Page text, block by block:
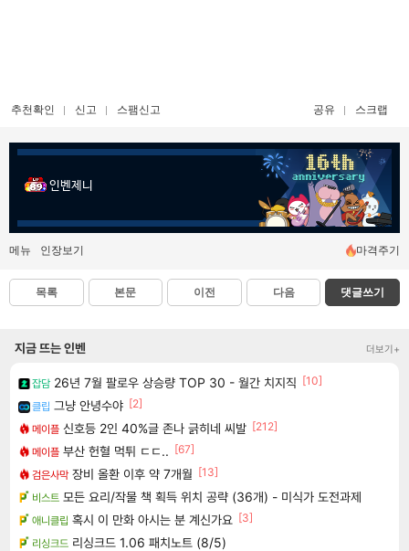
추천확인 신고 스팸신고 공유 스크랩
인벤제니
메뉴 인장보기 마격주기
목록 본문 이전 다음 댓글쓰기
지금 뜨는 인벤 더보기+
잡담 26년 7월 팔로우 상승량 TOP 30 - 월간 치지직 [10]
클립 그냥 안녕수야 [2]
메이플 신호등 2인 40%글 존나 긁히네 씨발 [212]
메이플 부산 헌혈 먹튀 ㄷㄷ.. [67]
검은사막 장비 올환 이후 약 7개월 [13]
비스트 모든 요리/작물 책 획득 위치 공략 (36개) - 미식가 도전과제
애니클립 혹시 이 만화 아시는 분 계신가요 [3]
리싱크드 리싱크드 1.06 패치노트 (8/5)